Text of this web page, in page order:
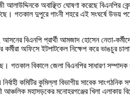
আলাউদ্দিনকে অবাঞ্ছিত ঘোষণা করেছে
গতকাল দুপুরে গাংনী শহরে এই সংঘর্ষে
বিএনপি প্রার্থী আমজাদ হোসেন নেতা-
কর্মীরা অফিসে ইটপাটকেল নিক্ষেপ করে
গতকাল বিকালে জেলা বিএনপির সাধারণ
কমিটির কুমিল্লা বিভাগীয় সাবেক
মহাসড়কের মনোহরগঞ্জের খিলা